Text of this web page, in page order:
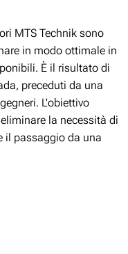
MTS Technik sono
in modo ottimale in
È il risultato di
preceduti da una
L'obiettivo
la necessità di
il passaggio da una